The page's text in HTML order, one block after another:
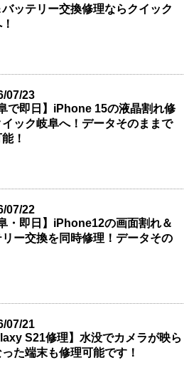
ッテリー交換修理ならクイック
07/23
で即日】iPhone 15の液晶割れ修
ック岐阜へ！データそのままで
！
07/22
・即日】iPhone12の画面割れ＆
ー交換を同時修理！データその
07/21
S21修理】水没でカメラが映ら
た端末も修理可能です！